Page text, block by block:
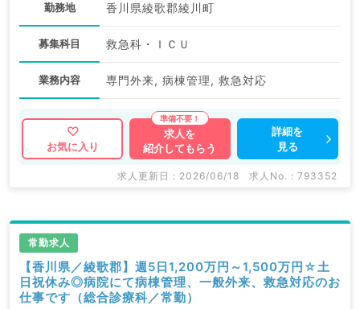
勤務地 香川県綾歌郡綾川町
募集科目 救急科・ＩＣＵ
業務内容 専門外来, 病棟管理, 救急対応
お気に入り
求人を
紹介してもらう
詳細を
見る
求人更新日 : 2026/06/18 求人No. : 793352
常勤求人
【香川県／綾歌郡】週5日1,200万円～1,500万円☆土
日祝休み◎病院にて病棟管理、一般外来、救急対応のお
仕事です（総合診療科／常勤）